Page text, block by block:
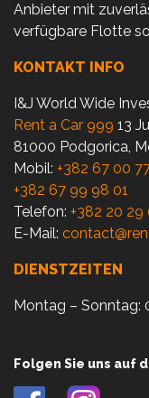
Anbieter mit
verfügbare Flotte
KONTAKT INFO
I&J World Wide
Rent a Car 999 13
81000 Podgorica,
Mobil: +382 67 00
+382 67 99 98 01
Telefon: +382 20 29
E-Mail:
DIENSTZEITEN
Montag – Sonntag:
Folgen Sie uns auf